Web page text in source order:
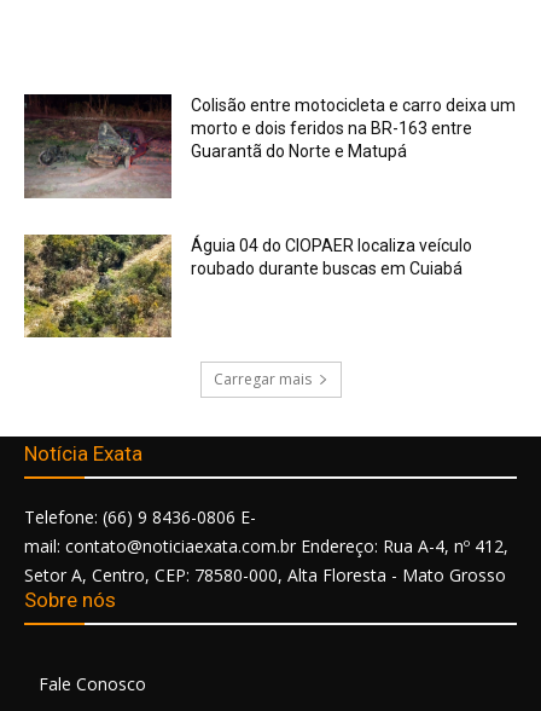
Colisão entre motocicleta e carro deixa um
morto e dois feridos na BR-163 entre
Guarantã do Norte e Matupá
Águia 04 do CIOPAER localiza veículo
roubado durante buscas em Cuiabá
Carregar mais
Notícia Exata
Telefone: (66) 9 8436-0806 E-
mail: contato@noticiaexata.com.br Endereço: Rua A-4, nº 412,
Setor A, Centro, CEP: 78580-000, Alta Floresta - Mato Grosso
Sobre nós
Fale Conosco